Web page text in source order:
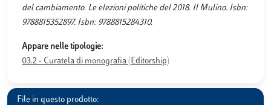
del cambiamento. Le elezioni politiche del 2018. Il Mulino. Isbn:
9788815352897. Isbn: 9788815284310.
Appare nelle tipologie:
03.2 - Curatela di monografia (Editorship)
File in questo prodotto: